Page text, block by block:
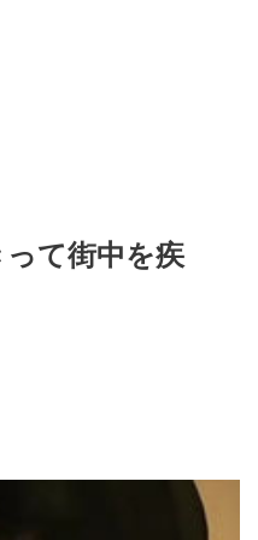
て街中を疾